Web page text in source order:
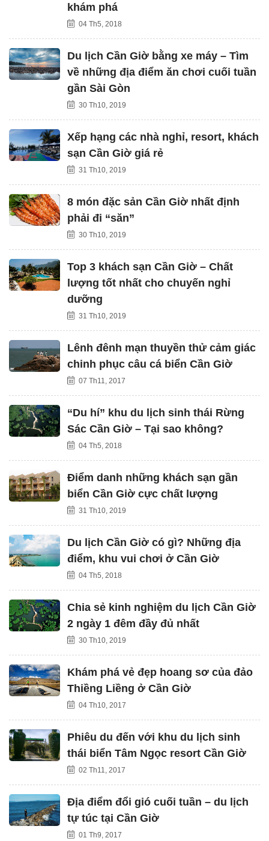
khám phá
04 Th5, 2018
Du lịch Cần Giờ bằng xe máy – Tìm
về những địa điểm ăn chơi cuối tuần
gần Sài Gòn
30 Th10, 2019
Xếp hạng các nhà nghỉ, resort, khách
sạn Cần Giờ giá rẻ
31 Th10, 2019
8 món đặc sản Cần Giờ nhất định
phải đi “săn”
30 Th10, 2019
Top 3 khách sạn Cần Giờ – Chất
lượng tốt nhất cho chuyến nghỉ
dưỡng
31 Th10, 2019
Lênh đênh mạn thuyền thử cảm giác
chinh phục câu cá biển Cần Giờ
07 Th11, 2017
“Du hí” khu du lịch sinh thái Rừng
Sác Cần Giờ – Tại sao không?
04 Th5, 2018
Điểm danh những khách sạn gần
biển Cần Giờ cực chất lượng
31 Th10, 2019
Du lịch Cần Giờ có gì? Những địa
điểm, khu vui chơi ở Cần Giờ
04 Th5, 2018
Chia sẻ kinh nghiệm du lịch Cần Giờ
2 ngày 1 đêm đầy đủ nhất
30 Th10, 2019
Khám phá vẻ đẹp hoang sơ của đảo
Thiềng Liềng ở Cần Giờ
04 Th10, 2017
Phiêu du đến với khu du lịch sinh
thái biển Tâm Ngọc resort Cần Giờ
02 Th11, 2017
Địa điểm đổi gió cuối tuần – du lịch
tự túc tại Cần Giờ
01 Th9, 2017